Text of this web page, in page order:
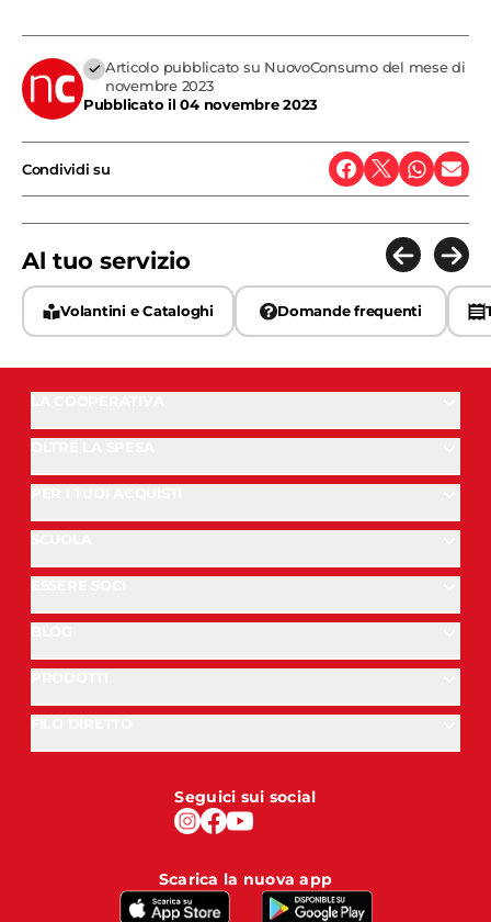
Articolo pubblicato su NuovoConsumo del mese di
novembre 2023
Pubblicato il04 novembre 2023
Condividi su
Al tuo servizio
Volantini e Cataloghi Domande frequenti
Seguici sui social
Scarica la nuova app